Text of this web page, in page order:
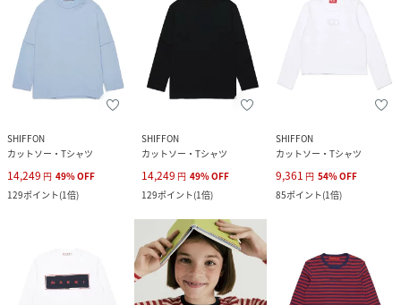
SHIFFON
カットソー・Tシャツ
14,249 円 49%OFF
129ポイント(1倍)
SHIFFON
カットソー・Tシャツ
14,249 円 49%OFF
129ポイント(1倍)
SHIFFON
カットソー・Tシャツ
9,361 円 54%OFF
85ポイント(1倍)